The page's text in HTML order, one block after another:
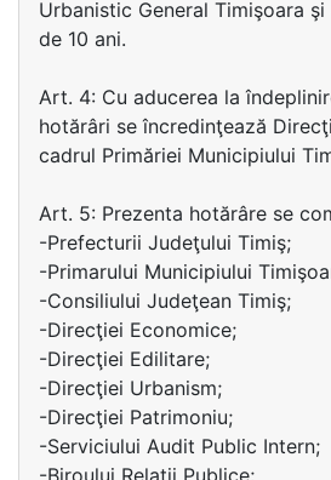
Urbanistic General Timişoara
de 10 ani.
Art. 4: Cu aducerea la
hotărâri se încredinţează
cadrul Primăriei Municipiului
Art. 5: Prezenta hotărâre se
-Prefecturii Judeţului Timiş;
-Primarului Municipiului
-Consiliului Judeţean Timiş;
-Direcţiei Economice;
-Direcţiei Edilitare;
-Direcţiei Urbanism;
-Direcţiei Patrimoniu;
-Serviciului Audit Public Intern;
-Biroului Relaţii Publice;